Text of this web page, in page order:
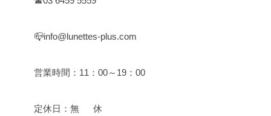
📪info@lunettes-plus.com
営業時間：11：00～19：00
定休日：無 休